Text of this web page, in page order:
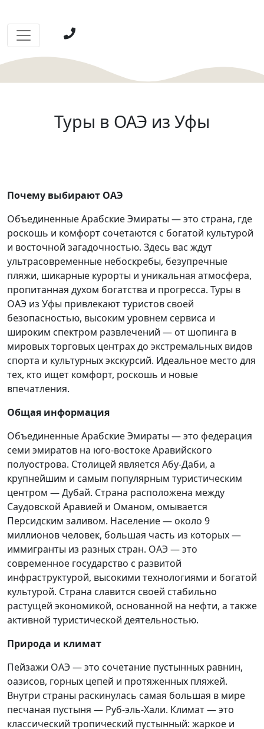
Туры в ОАЭ из Уфы
Почему выбирают ОАЭ
Объединенные Арабские Эмираты — это страна, где
роскошь и комфорт сочетаются с богатой культурой
и восточной загадочностью. Здесь вас ждут
ультрасовременные небоскребы, безупречные
пляжи, шикарные курорты и уникальная атмосфера,
пропитанная духом богатства и прогресса. Туры в
ОАЭ из Уфы привлекают туристов своей
безопасностью, высоким уровнем сервиса и
широким спектром развлечений — от шопинга в
мировых торговых центрах до экстремальных видов
спорта и культурных экскурсий. Идеальное место для
тех, кто ищет комфорт, роскошь и новые
впечатления.
Общая информация
Объединенные Арабские Эмираты — это федерация
семи эмиратов на юго-востоке Аравийского
полуострова. Столицей является Абу-Даби, а
крупнейшим и самым популярным туристическим
центром — Дубай. Страна расположена между
Саудовской Аравией и Оманом, омывается
Персидским заливом. Население — около 9
миллионов человек, большая часть из которых —
иммигранты из разных стран. ОАЭ — это
современное государство с развитой
инфраструктурой, высокими технологиями и богатой
культурой. Страна славится своей стабильно
растущей экономикой, основанной на нефти, а также
активной туристической деятельностью.
Природа и климат
Пейзажи ОАЭ — это сочетание пустынных равнин,
оазисов, горных цепей и протяженных пляжей.
Внутри страны раскинулась самая большая в мире
песчаная пустыня — Руб-эль-Хали. Климат — это
классический тропический пустынный: жаркое и